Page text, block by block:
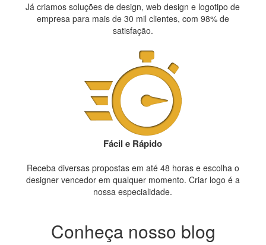
Já criamos soluções de design, web design e logotipo de
empresa para mais de 30 mil clientes, com 98% de
satisfação.
Fácil e Rápido
Receba diversas propostas em até 48 horas e escolha o
designer vencedor em qualquer momento. Criar logo é a
nossa especialidade.
Conheça nosso blog